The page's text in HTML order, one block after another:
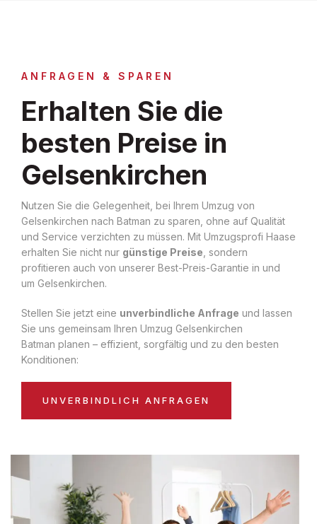
ANFRAGEN & SPAREN
Erhalten Sie die
besten Preise in
Gelsenkirchen
Nutzen Sie die Gelegenheit, bei Ihrem Umzug von
Gelsenkirchen nach Batman zu sparen, ohne auf Qualität
und Service verzichten zu müssen. Mit Umzugsprofi Haase
erhalten Sie nicht nur günstige Preise , sondern
profitieren auch von unserer Best-Preis-Garantie in und
um Gelsenkirchen.
Stellen Sie jetzt eine unverbindliche Anfrage und lassen
Sie uns gemeinsam Ihren Umzug Gelsenkirchen
Batman planen – effizient, sorgfältig und zu den besten
Konditionen:
UNVERBINDLICH ANFRAGEN